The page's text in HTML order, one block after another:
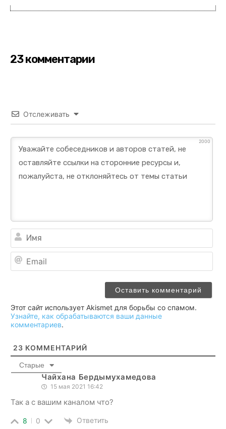
23 комментарии
Отслеживать
2000
Этот сайт использует Akismet для борьбы со спамом.
Узнайте, как обрабатываются ваши данные
комментариев.
23 КОММЕНТАРИЙ
Старые
Чайхана Бердымухамедова
15 мая 2021 16:42
Так а с вашим каналом что?
8 0 Ответить